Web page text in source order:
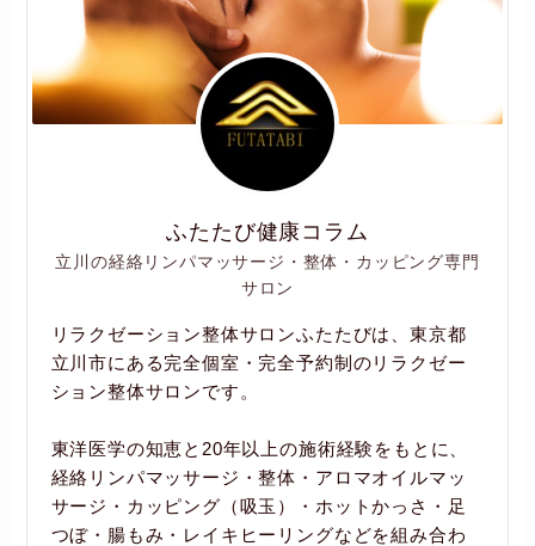
ふたたび健康コラム
立川の経絡リンパマッサージ・整体・カッピング専門
サロン
リラクゼーション整体サロンふたたびは、東京都
立川市にある完全個室・完全予約制のリラクゼー
ション整体サロンです。
東洋医学の知恵と20年以上の施術経験をもとに、
経絡リンパマッサージ・整体・アロマオイルマッ
サージ・カッピング（吸玉）・ホットかっさ・足
つぼ・腸もみ・レイキヒーリングなどを組み合わ